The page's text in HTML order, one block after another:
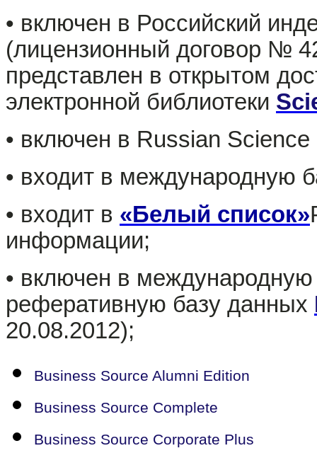
• включен в Российский
(лицензионный договор №
представлен в открытом
электронной библиотеки
• включен в Russian
• входит в международную
• входит в «Белый список»
информации;
• включен в
реферативную базу данных
20.08.2012);
Business Source Alumni Edition
Business Source Complete
Business Source Corporate Plus